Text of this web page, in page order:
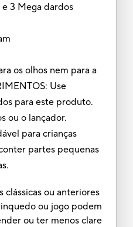
3 Mega dardos
os olhos nem para a
Use
para este produto.
ou o lançador.
para crianças
partes pequenas
clássicas ou anteriores
ou jogo podem
ou ter menos clare